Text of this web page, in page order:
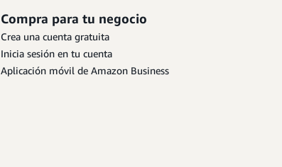
Compra para tu negocio
Crea una cuenta gratuita
Inicia sesión en tu cuenta
Aplicación móvil de Amazon Business